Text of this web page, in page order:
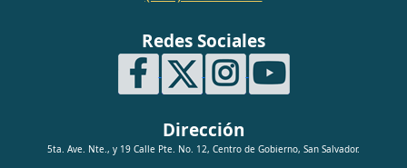
Redes Sociales
Dirección
5ta. Ave. Nte., y 19 Calle Pte. No. 12, Centro de Gobierno, San Salvador.